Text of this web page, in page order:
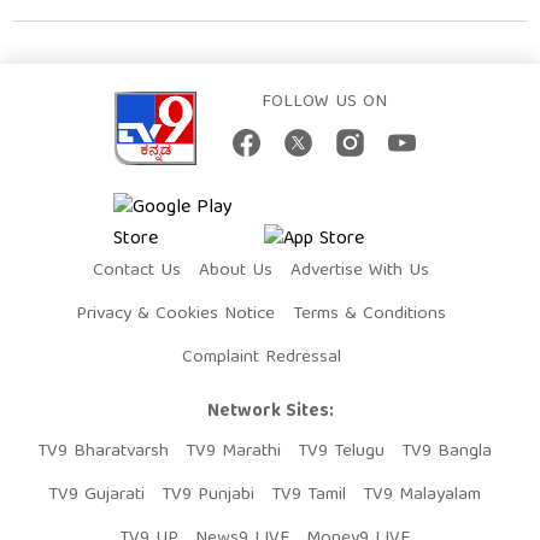
FOLLOW US ON
Contact Us About Us
Advertise With Us
Privacy & Cookies Notice
Terms & Conditions
Complaint Redressal
Network Sites:
TV9 Bharatvarsh
TV9 Marathi TV9 Telugu
TV9 Bangla
TV9 Gujarati
TV9 Punjabi TV9 Tamil
TV9 Malayalam